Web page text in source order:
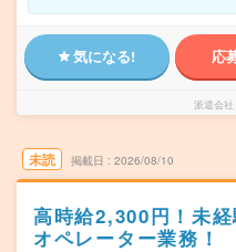
気になる! 応
派遣会社
未読 掲載日 2026/08/10
高時給2,300円！未
オペレーター業務！